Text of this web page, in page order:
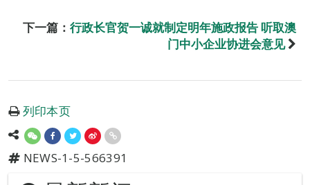
下一篇： 行政长官贺一诚就制定明年施政报告 听取澳
门中小企业协进会意见
列印本页
NEWS-1-5-566391